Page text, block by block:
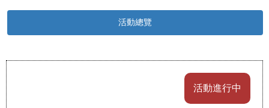
活動總覽
活動進行中